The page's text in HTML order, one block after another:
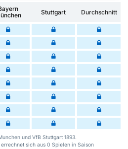
Stuttgart Durchschnitt
und VfB Stuttgart 1893.
sich aus 0 Spielen in Saison